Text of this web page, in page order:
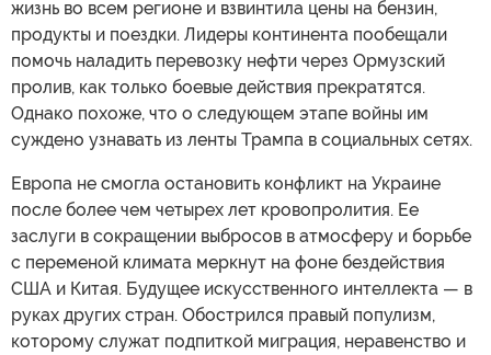
жизнь во всем регионе и взвинтила цены на бензин,
продукты и поездки. Лидеры континента пообещали
помочь наладить перевозку нефти через Ормузский
пролив, как только боевые действия прекратятся.
Однако похоже, что о следующем этапе войны им
суждено узнавать из ленты Трампа в социальных сетях.
Европа не смогла остановить конфликт на Украине
после более чем четырех лет кровопролития. Ее
заслуги в сокращении выбросов в атмосферу и борьбе
с переменой климата меркнут на фоне бездействия
США и Китая. Будущее искусственного интеллекта — в
руках других стран. Обострился правый популизм,
которому служат подпиткой миграция, неравенство и